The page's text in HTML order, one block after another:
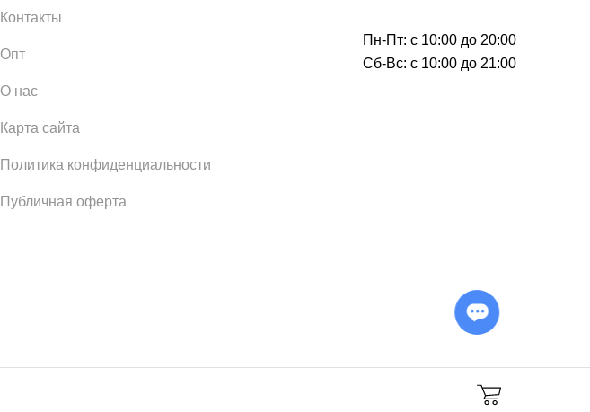
Контакты
Опт
О нас
Карта сайта
Политика конфиденциальности
Публичная оферта
Пн-Пт: с 10:00 до 20:00
Сб-Вс: с 10:00 до 21:00